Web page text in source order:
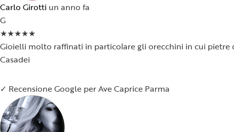
Carlo Girotti un anno fa
G
★★★★★
Gioielli molto raffinati in particolare gli orecchini in cui
Casadei
✓ Recensione Google per Ave Caprice Parma